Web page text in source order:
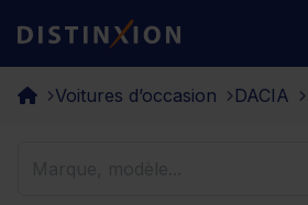
Distinxion
Voitures d’occasion DACIA